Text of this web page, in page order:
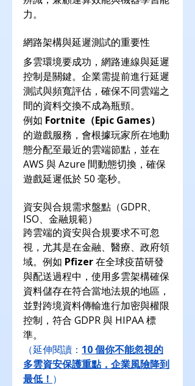
力。
網路架構與延遲測試的重要性
多雲環境要成功，網路連線與延遲
控制是關鍵。企業需提前進行延遲
測試與頻寬評估，確保不同雲端之
間的資料交換不成為瓶頸。
例如 Fortnite（Epic Games）
的遊戲服務，會根據玩家所在地動
態分配至最近的雲端節點，並在
AWS 與 Azure 間動態切換，確保
遊戲延遲低於 50 毫秒。
資安與合規需求盤點（GDPR、
ISO、金融規範）
跨雲端的資安與合規要求不可忽
視，尤其是在金融、醫療、政府領
域。例如 Pfizer 在全球疫苗研發
與配送過程中，使用多雲架構確保
資料儲存在符合當地法規的地區，
並對跨境資料傳輸進行加密與權限
控制，符合 GDPR 與 HIPAA 標
準。
（延伸閱讀： 10 個你不能忽視的
多雲資安保護重點，企業風險降到
最低！ ）